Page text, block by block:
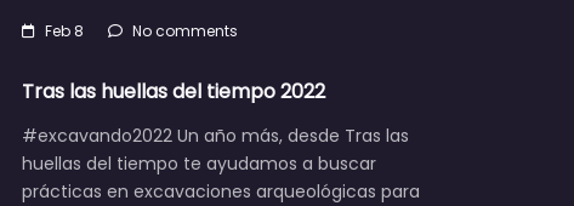
Feb 8 No comments
Tras las huellas del tiempo 2022
#excavando2022 Un año más, desde Tras las
huellas del tiempo te ayudamos a buscar
prácticas en excavaciones arqueológicas para